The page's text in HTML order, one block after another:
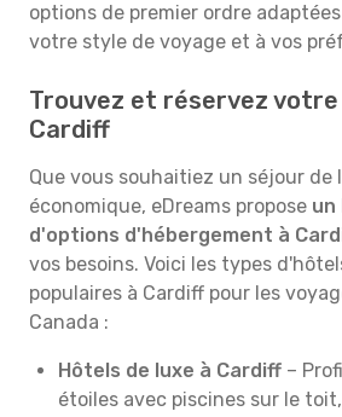
options de premier ordre
votre style de voyage et à vos
Trouvez et réservez
Cardiff
Que vous souhaitiez un séjour de
économique, eDreams propose un
d'options d'hébergement à
vos besoins. Voici les types
populaires à Cardiff pour les
Canada :
Hôtels de luxe à Cardiff –
étoiles avec piscines sur le